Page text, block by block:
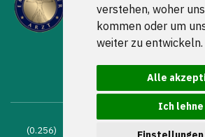
verstehen, woher
kommen oder um
weiter zu entwickeln.
Alle
Ich lehne
FOLGEN SIE UNS
(0.256) © 2004 - 2026 DEV AG |